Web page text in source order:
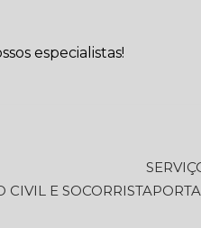
especialistas!
CIVIL E SOCORRISTA